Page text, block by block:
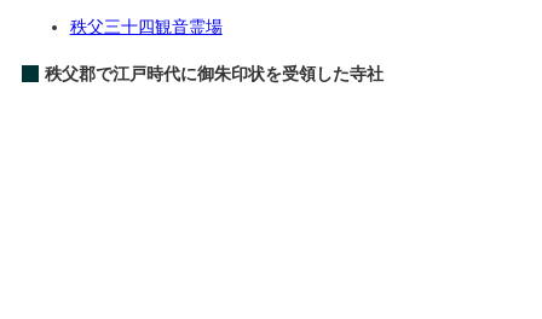
秩父三十四観音霊場
秩父郡で江戸時代に御朱印状を受領した寺社